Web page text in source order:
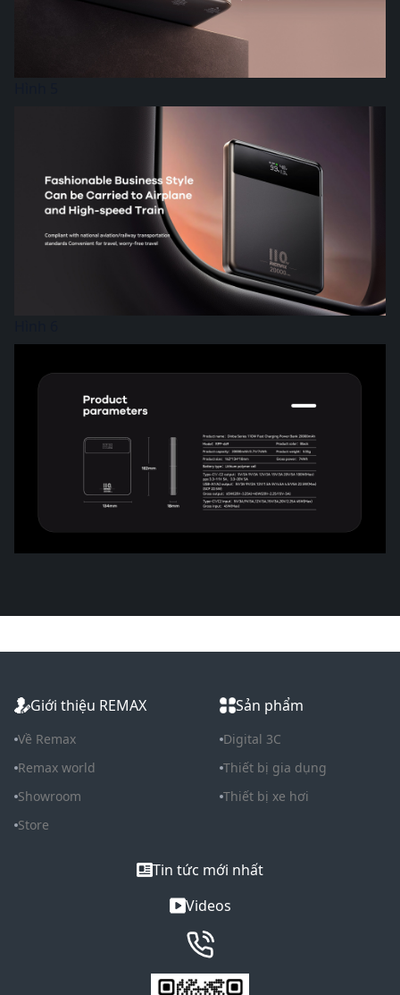
Giới thiệu REMAX
Về Remax
Remax world
Showroom
Store
Sản phẩm
Digital 3C
Thiết bị gia dụng
Thiết bị xe hơi
Tin tức mới nhất
Videos